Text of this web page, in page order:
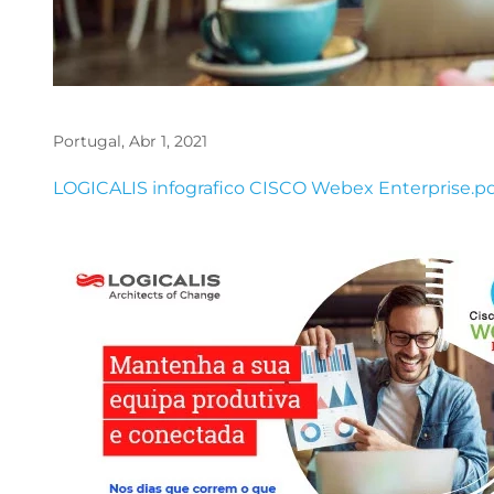
Portugal, Abr 1, 2021
File
LOGICALIS infografico CISCO Webex